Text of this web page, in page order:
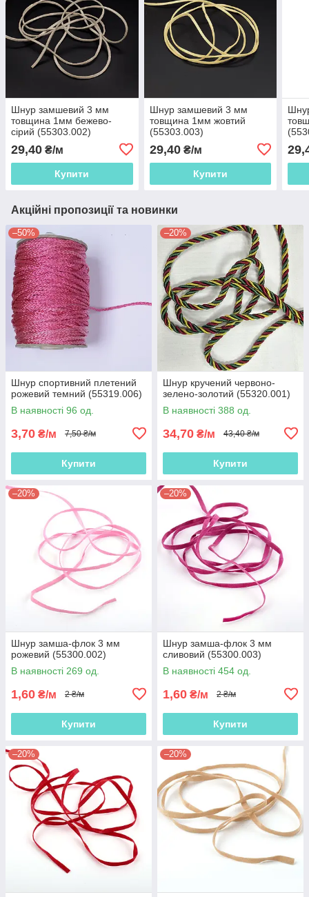
Шнур замшевий 3 мм
товщина 1мм бежево-
сірий (55303.002)
29,40 ₴/м
Купити
Шнур замшевий 3 мм
товщина 1мм жовтий
(55303.003)
29,40₴/м
Купити
Акційні пропозиції та новинки
–50%
Шнур спортивний плетений
рожевий темний (55319.006)
В наявності 96 од.
3,70 ₴/м 7,50 ₴/м
Купити
–20%
Шнур кручений червоно-
зелено-золотий (55320.001)
В наявності 388 од.
34,70 ₴/м 43,40 ₴/м
Купити
–20%
Шнур замша-флок 3 мм
рожевий (55300.002)
В наявності 269 од.
1,60 ₴/м 2 ₴/м
Купити
–20%
Шнур замша-флок 3 мм
сливовий (55300.003)
В наявності 454 од.
1,60 ₴/м 2 ₴/м
Купити
–20% –20%